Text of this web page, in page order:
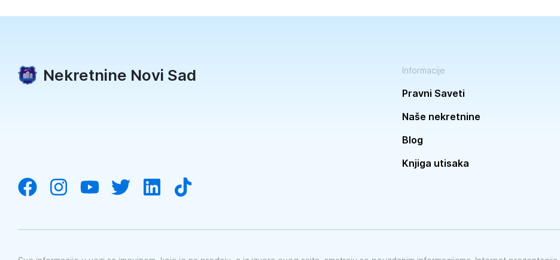
Nekretnine Novi Sad Informacije
Pravni Saveti
Naše nekretnine
Blog
Knjiga utisaka